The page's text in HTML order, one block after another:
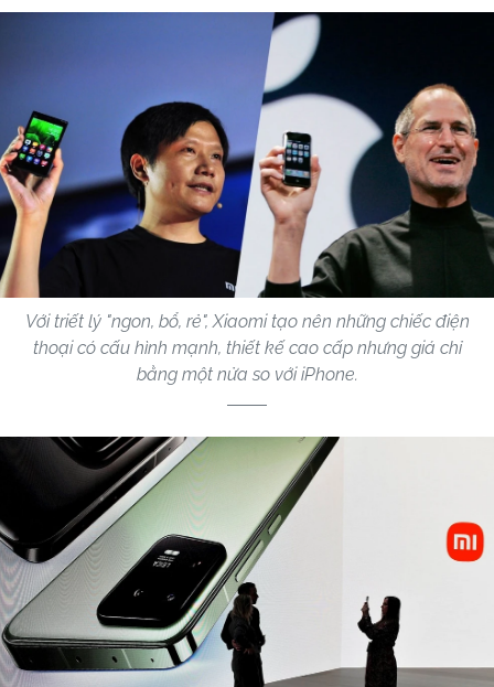
Với triết lý "ngon, bổ, rẻ", Xiaomi tạo nên những chiếc điện
thoại có cấu hình mạnh, thiết kế cao cấp nhưng giá chỉ
bằng một nửa so với iPhone.